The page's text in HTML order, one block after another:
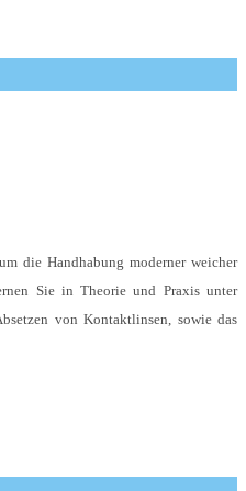
die Handhabung moderner weicher
Sie in Theorie und Praxis unter
von Kontaktlinsen, sowie das